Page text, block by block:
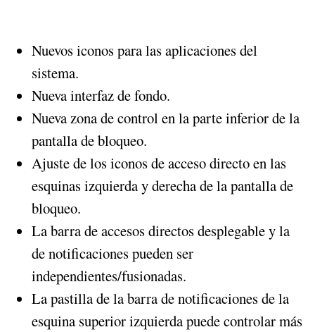
Nuevos iconos para las aplicaciones del
sistema.
Nueva interfaz de fondo.
Nueva zona de control en la parte inferior de la
pantalla de bloqueo.
Ajuste de los iconos de acceso directo en las
esquinas izquierda y derecha de la pantalla de
bloqueo.
La barra de accesos directos desplegable y la
de notificaciones pueden ser
independientes/fusionadas.
La pastilla de la barra de notificaciones de la
esquina superior izquierda puede controlar más